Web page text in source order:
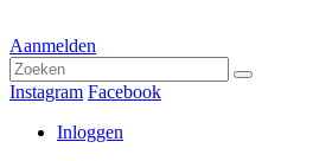
Aanmelden
Instagram Facebook
Inloggen